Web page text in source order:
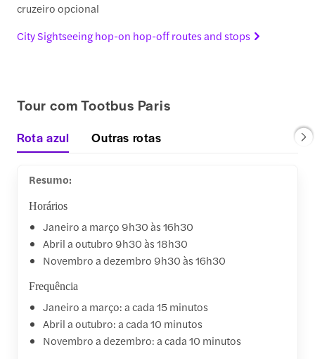
cruzeiro opcional
City Sightseeing hop-on hop-off routes and stops
Tour com Tootbus Paris
Rota azul Outras rotas
Resumo:
Horários
Janeiro a março 9h30 às 16h30
Abril a outubro 9h30 às 18h30
Novembro a dezembro 9h30 às 16h30
Frequência
Janeiro a março: a cada 15 minutos
Abril a outubro: a cada 10 minutos
Novembro a dezembro: a cada 10 minutos